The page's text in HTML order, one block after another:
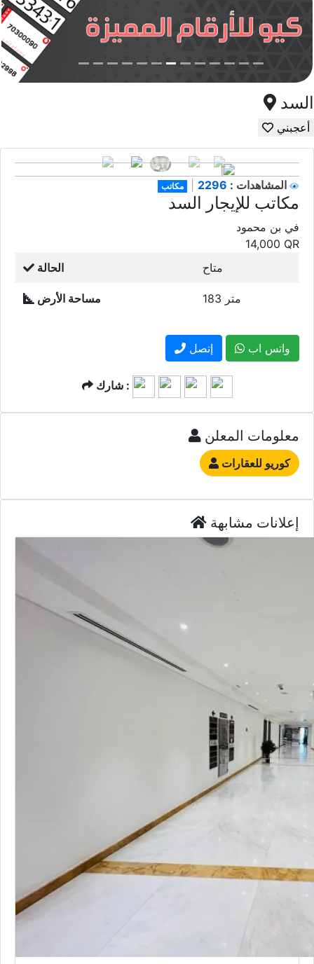
السد
أعجبني
مكاتب المشاهدات :
مكاتب للإيجار السد
في بن محمود
14,000 QR
الحالة
متاح
مساحة الأرض 183 متر
إتصل واتس اب
شارك :
معلومات المعلن
كوريو للعقارات
إعلانات مشابهة